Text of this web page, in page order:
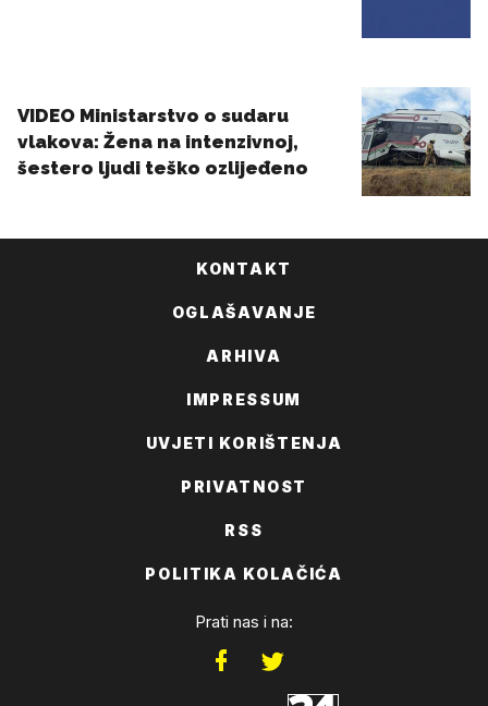
KONTAKT
OGLAŠAVANJE
ARHIVA
IMPRESSUM
UVJETI KORIŠTENJA
PRIVATNOST
RSS
POLITIKA KOLAČIĆA
Prati nas i na: